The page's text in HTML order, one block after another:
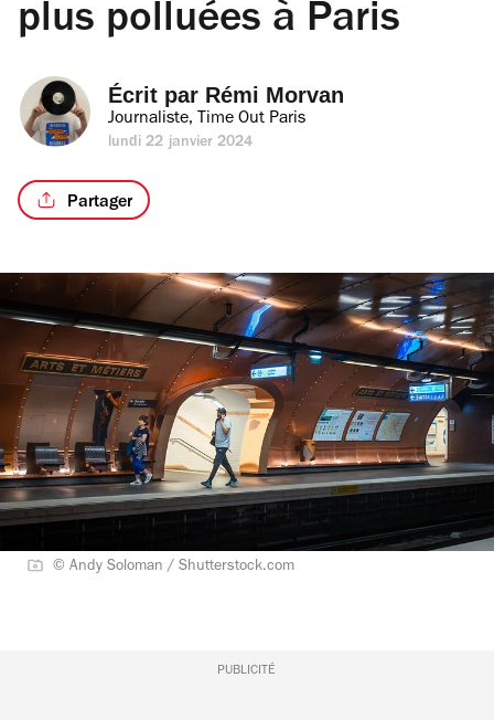
plus polluées à Paris
Écrit par Rémi Morvan
Journaliste, Time Out Paris
lundi 22 janvier 2024
Partager
© Andy Soloman / Shutterstock.com
PUBLICITÉ